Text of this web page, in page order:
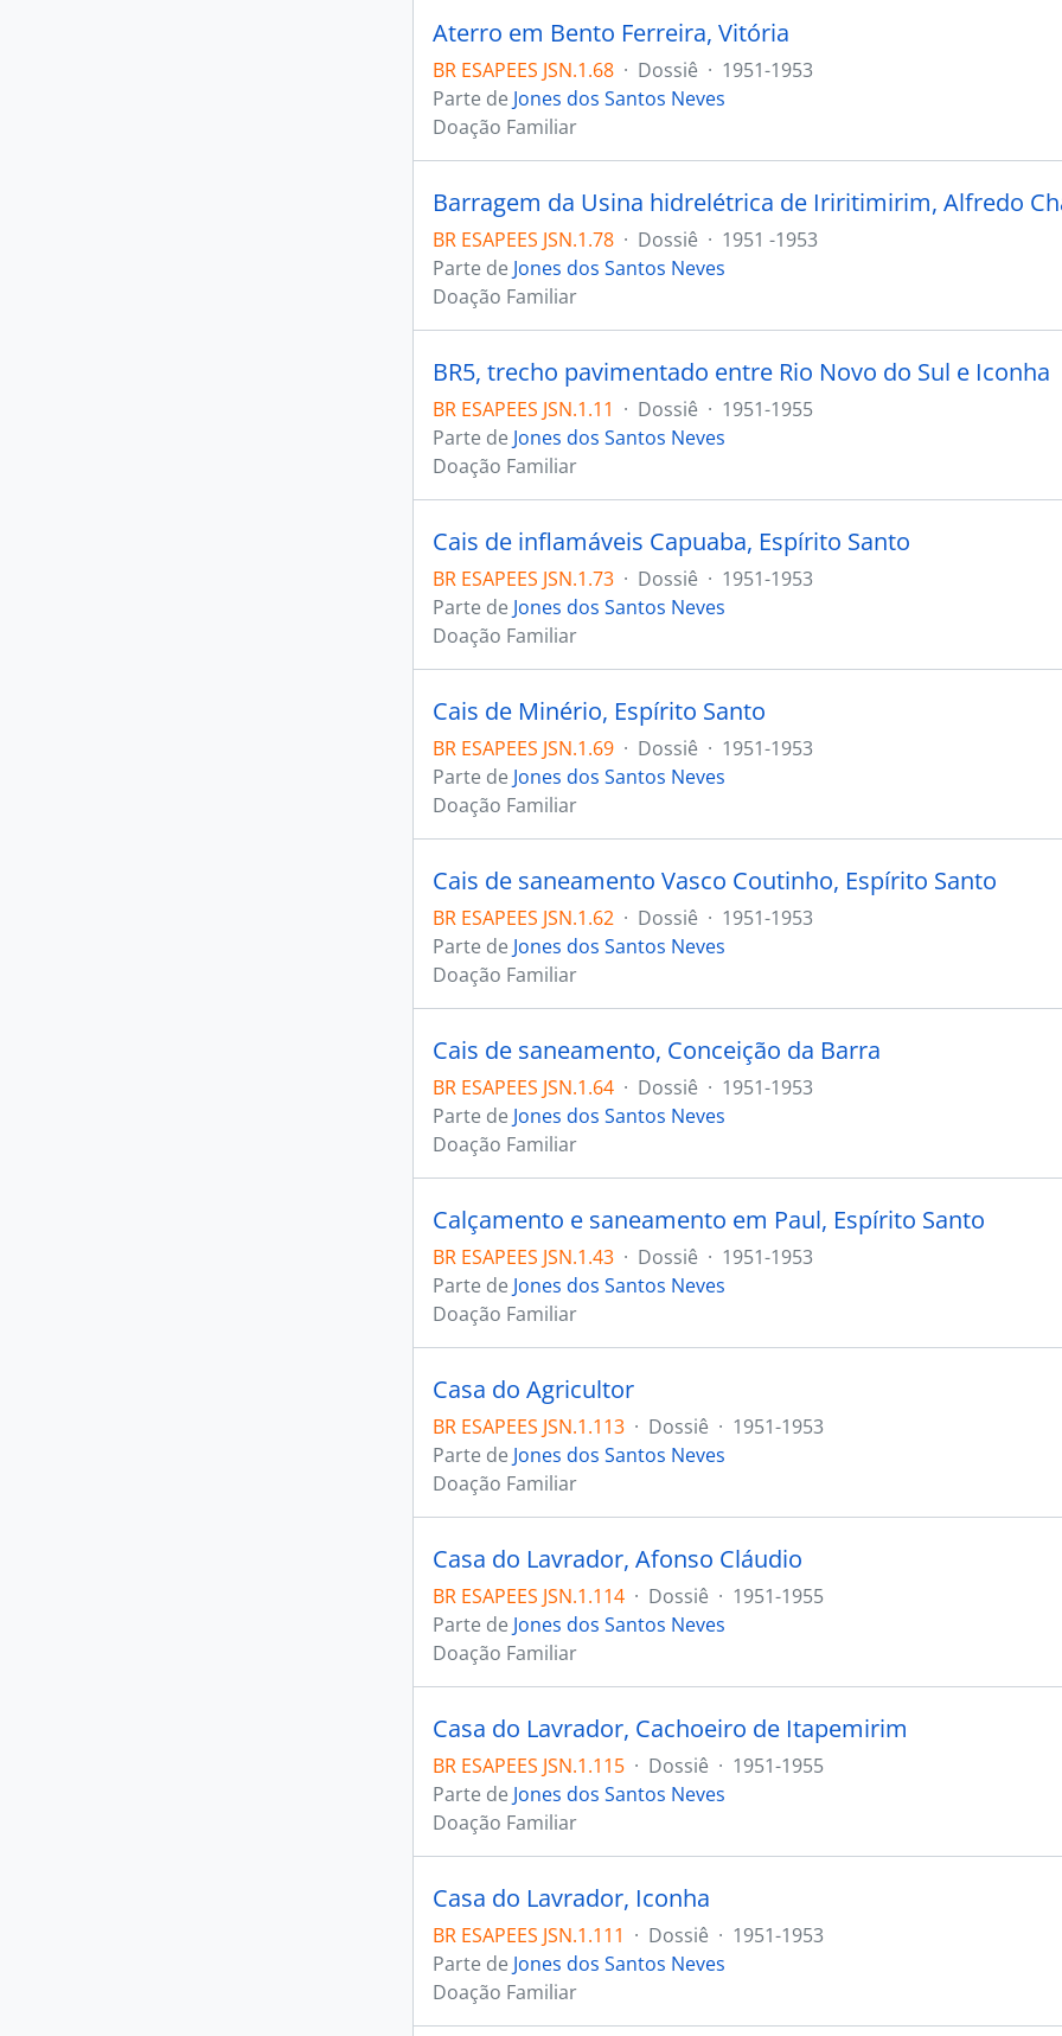
Aterro em Bento Ferreira, Vitória
BR ESAPEES JSN.1.68 · Dossiê · 1951-1953
Parte de Jones dos Santos Neves
Doação Familiar
Barragem da Usina hidrelétrica de Iriritimirim, Alfredo
BR ESAPEES JSN.1.78 · Dossiê · 1951 -1953
Parte de Jones dos Santos Neves
Doação Familiar
BR5, trecho pavimentado entre Rio Novo do Sul e Iconha
BR ESAPEES JSN.1.11 · Dossiê · 1951-1955
Parte de Jones dos Santos Neves
Doação Familiar
Cais de inflamáveis Capuaba, Espírito Santo
BR ESAPEES JSN.1.73 · Dossiê · 1951-1953
Parte de Jones dos Santos Neves
Doação Familiar
Cais de Minério, Espírito Santo
BR ESAPEES JSN.1.69 · Dossiê · 1951-1953
Parte de Jones dos Santos Neves
Doação Familiar
Cais de saneamento Vasco Coutinho, Espírito Santo
BR ESAPEES JSN.1.62 · Dossiê · 1951-1953
Parte de Jones dos Santos Neves
Doação Familiar
Cais de saneamento, Conceição da Barra
BR ESAPEES JSN.1.64 · Dossiê · 1951-1953
Parte de Jones dos Santos Neves
Doação Familiar
Calçamento e saneamento em Paul, Espírito Santo
BR ESAPEES JSN.1.43 · Dossiê · 1951-1953
Parte de Jones dos Santos Neves
Doação Familiar
Casa do Agricultor
BR ESAPEES JSN.1.113 · Dossiê · 1951-1953
Parte de Jones dos Santos Neves
Doação Familiar
Casa do Lavrador, Afonso Cláudio
BR ESAPEES JSN.1.114 · Dossiê · 1951-1955
Parte de Jones dos Santos Neves
Doação Familiar
Casa do Lavrador, Cachoeiro de Itapemirim
BR ESAPEES JSN.1.115 · Dossiê · 1951-1955
Parte de Jones dos Santos Neves
Doação Familiar
Casa do Lavrador, Iconha
BR ESAPEES JSN.1.111 · Dossiê · 1951-1953
Parte de Jones dos Santos Neves
Doação Familiar